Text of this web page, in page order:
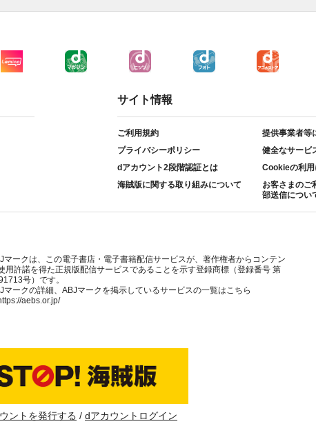
サイト情報
ご利用規約
提供事業者等
プライバシーポリシー
健全なサービ
dアカウント2段階認証とは
Cookieの利用
海賊版に関する取り組みについて
お客さまのご
部送信につい
マークは、この電子書店・電子書籍配信サービスが、著作権者からコンテン
用許諾を得た正規版配信サービスであることを示す登録商標（登録番号 第
号）です。
マークの詳細、ABJマークを掲示しているサービスの一覧はこちら
aebs.or.jp/
ントを発行する dアカウントログイン